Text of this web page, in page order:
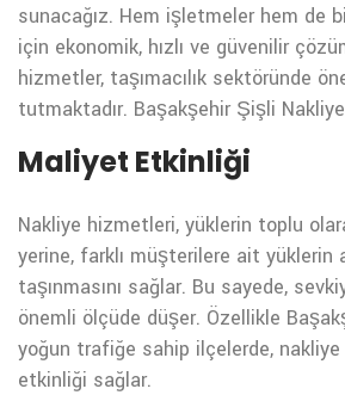
sunacağız. Hem işletmeler hem de
için ekonomik, hızlı ve güvenilir
hizmetler, taşımacılık sektöründe
tutmaktadır. Başakşehir Şişli
Maliyet Etkinliği
Nakliye hizmetleri, yüklerin toplu
yerine, farklı müşterilere ait yüklerin
taşınmasını sağlar. Bu sayede,
önemli ölçüde düşer. Özellikle
yoğun trafiğe sahip ilçelerde,
etkinliği sağlar.